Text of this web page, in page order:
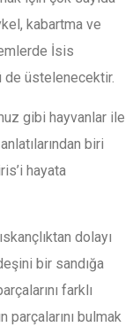
kabartma ve
İsis
de üstelenecektir.
gibi hayvanlar ile
biri
hayata
dolayı
bir sandığa
farklı
parçalarını bulmak